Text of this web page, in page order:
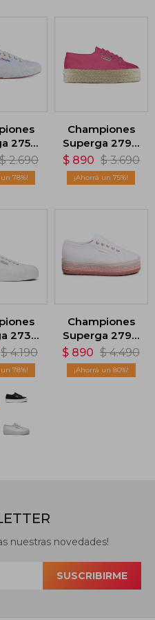
2750
$ 2.690
78
Championes
Superga 2790
Rope - Rosa
$ 890 $ 3.690
75
2730
$ 4.190
78
Championes
Superga 2790
- Rosa
$ 890 $ 4.490
80
nuestras novedades!
SUSCRIBIRME